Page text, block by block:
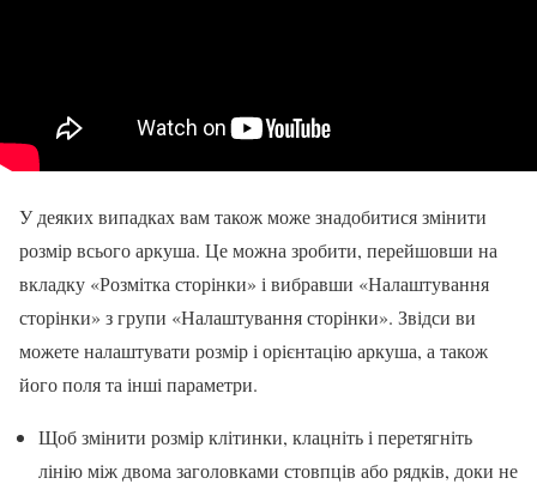
У деяких випадках вам також може знадобитися змінити
розмір всього аркуша. Це можна зробити, перейшовши на
вкладку «Розмітка сторінки» і вибравши «Налаштування
сторінки» з групи «Налаштування сторінки». Звідси ви
можете налаштувати розмір і орієнтацію аркуша, а також
його поля та інші параметри.
Щоб змінити розмір клітинки, клацніть і перетягніть
лінію між двома заголовками стовпців або рядків, доки не